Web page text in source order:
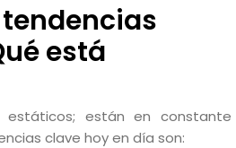
está
estáticos; están en constante
clave hoy en día son: